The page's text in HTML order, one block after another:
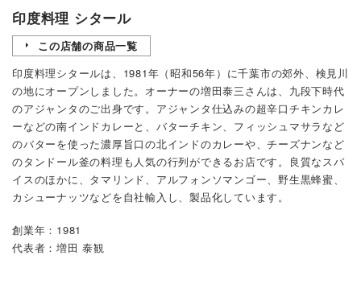
印度料理 シタール
この店舗の商品一覧
印度料理シタールは、1981年（昭和56年）に千葉市の郊外、検見川
の地にオープンしました。オーナーの増田泰三さんは、九段下時代
のアジャンタのご出身です。アジャンタ仕込みの超辛口チキンカレ
ーなどの南インドカレーと、バターチキン、フィッシュマサラなど
のバターを使った濃厚旨口の北インドのカレーや、チーズナンなど
のタンドール釜の料理も人気の行列ができるお店です。良質なスパ
イスのほかに、タマリンド、アルフォンソマンゴー、野生黒蜂蜜、
カシューナッツなどを自社輸入し、製品化しています。
創業年：1981
代表者：増田 泰観